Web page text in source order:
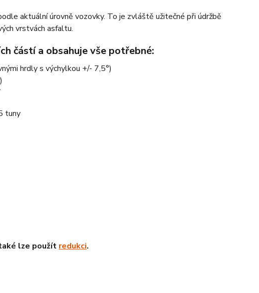
aktuální úrovně vozovky. To je zvláště užitečné při údržbě
vrstvách asfaltu.
částí a obsahuje vše potřebné:
hrdly s výchylkou +/- 7,5°)
lze použít redukci.